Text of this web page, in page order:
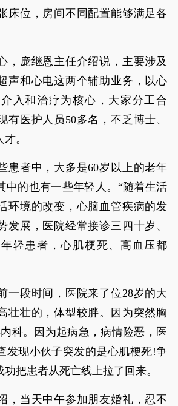
床位，房间不同配置能够满足各
，庞继恩主任介绍说，主要涉及
声和心电这两个辅助业务，以心
入和治疗为核心，大家分工合
有医护人员50多名，不乏博士、
。
患者中，大多是60岁以上的老年
中的也有一些年轻人。“随着生活
环境的改变，心脑血管疾病的发
发展，医院经常接诊三四十岁、
轻患者，心肌梗死、高血压都
一段时间，医院来了位28岁的大
壮壮的，体型较胖。因为突然胸
科。因为起病急，病情险恶，医
发现小伙子突发的是心肌梗死!争
把患者从死亡线上拉了回来。
，当天中午参加朋友婚礼，忍不